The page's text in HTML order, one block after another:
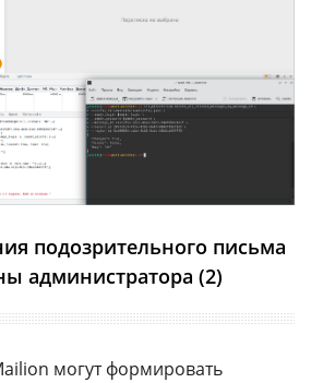
подозрительного письма
администратора (2)
могут формировать